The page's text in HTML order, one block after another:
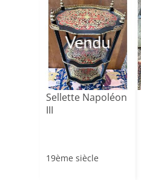
Vendu
Sellette Napoléon
III
19ème siècle